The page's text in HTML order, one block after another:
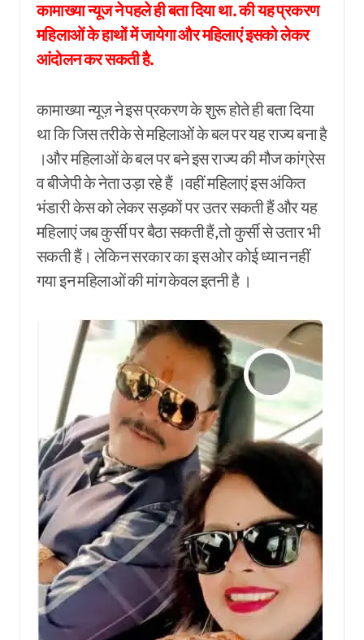
कामाख्या न्यूज ने पहले ही बता दिया था. की यह प्रकरण
महिलाओं के हाथों में जायेगा और महिलाएं इसको लेकर
आंदोलन कर सकती है.
कामाख्या न्यूज़ ने इस प्रकरण के शुरू होते ही बता दिया
था कि जिस तरीके से महिलाओं के बल पर यह राज्य बना है
।और महिलाओं के बल पर बने इस राज्य की मौज कांग्रेस
व बीजेपी के नेता उड़ा रहे हैं ।वहीं महिलाएं इस अंकित
भंडारी केस को लेकर सड़कों पर उतर सकती हैं और यह
महिलाएं जब कुर्सी पर बैठा सकती हैं,तो कुर्सी से उतार भी
सकती हैं। लेकिन सरकार का इस ओर कोई ध्यान नहीं
गया इन महिलाओं की मांग केवल इतनी है ।